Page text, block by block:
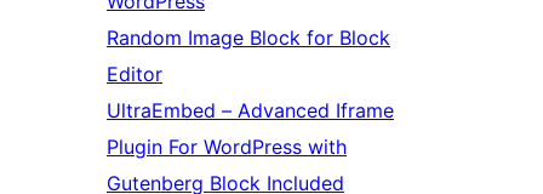
Random Image Block for Block
Editor
UltraEmbed – Advanced Iframe
Plugin For WordPress with
Gutenberg Block Included